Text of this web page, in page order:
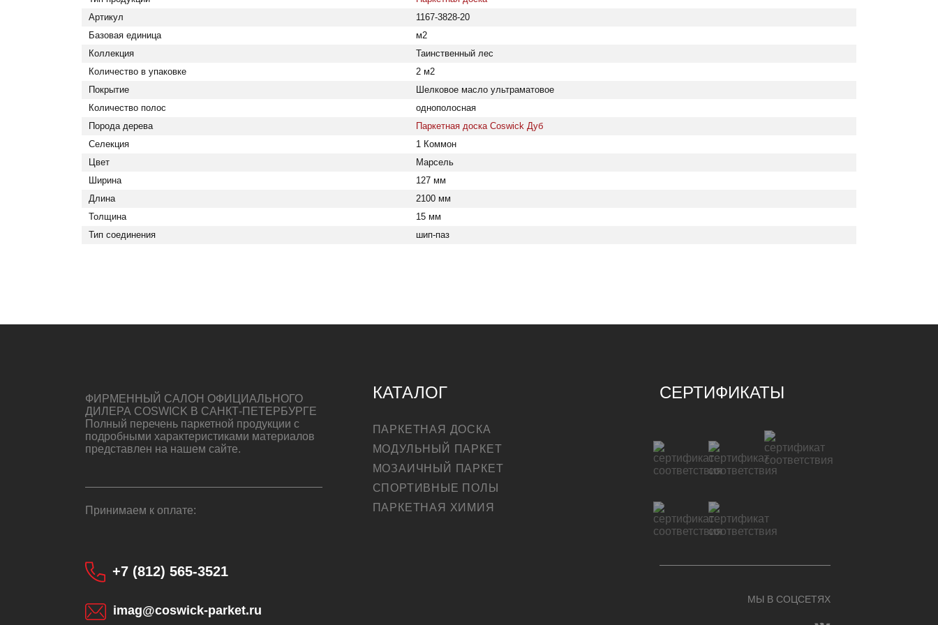
Артикул
1167-3828-20
Базовая единица
м2
Коллекция
Таинственный лес
Количество в упаковке
2 м2
Покрытие
Шелковое масло ультраматовое
Количество полос
однополосная
Порода дерева
Паркетная доска Coswick Дуб
Селекция
1 Коммон
Цвет
Марсель
Ширина
127 мм
Длина
2100 мм
Толщина
15 мм
Тип соединения
шип-паз
ФИРМЕННЫЙ САЛОН ОФИЦИАЛЬНОГО
ДИЛЕРА COSWICK В САНКТ-ПЕТЕРБУРГЕ
Полный перечень паркетной продукции с
подробными характеристиками материалов
представлен на нашем сайте.
Принимаем к оплате:
+7 (812) 565-3521
imag@coswick-parket.ru
КАТАЛОГ
ПАРКЕТНАЯ ДОСКА
МОДУЛЬНЫЙ ПАРКЕТ
МОЗАИЧНЫЙ ПАРКЕТ
СПОРТИВНЫЕ ПОЛЫ
ПАРКЕТНАЯ ХИМИЯ
СЕРТИФИКАТЫ
МЫ В СОЦСЕТЯХ